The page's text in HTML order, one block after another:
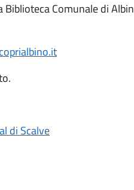
Biblioteca Comunale di
di Scalve